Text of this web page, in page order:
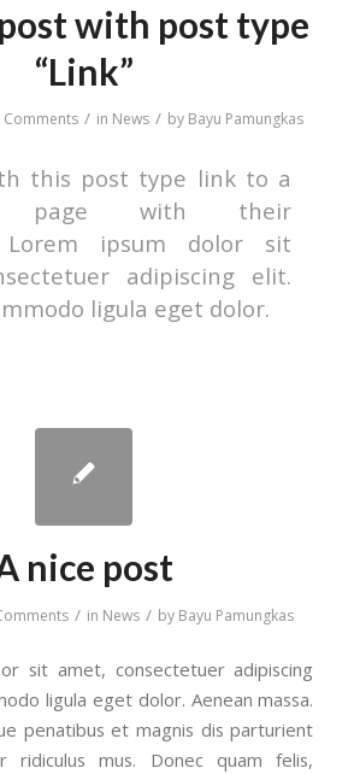
with post type
“Link”
Comments / in News / by Bayu Pamungkas
this post type link to a
page with their
Lorem ipsum dolor sit
adipiscing elit.
ligula eget dolor.
nice post
/ in News / by Bayu Pamungkas
sit amet, consectetuer adipiscing
ligula eget dolor. Aenean massa.
penatibus et magnis dis parturient
ridiculus mus. Donec quam felis,